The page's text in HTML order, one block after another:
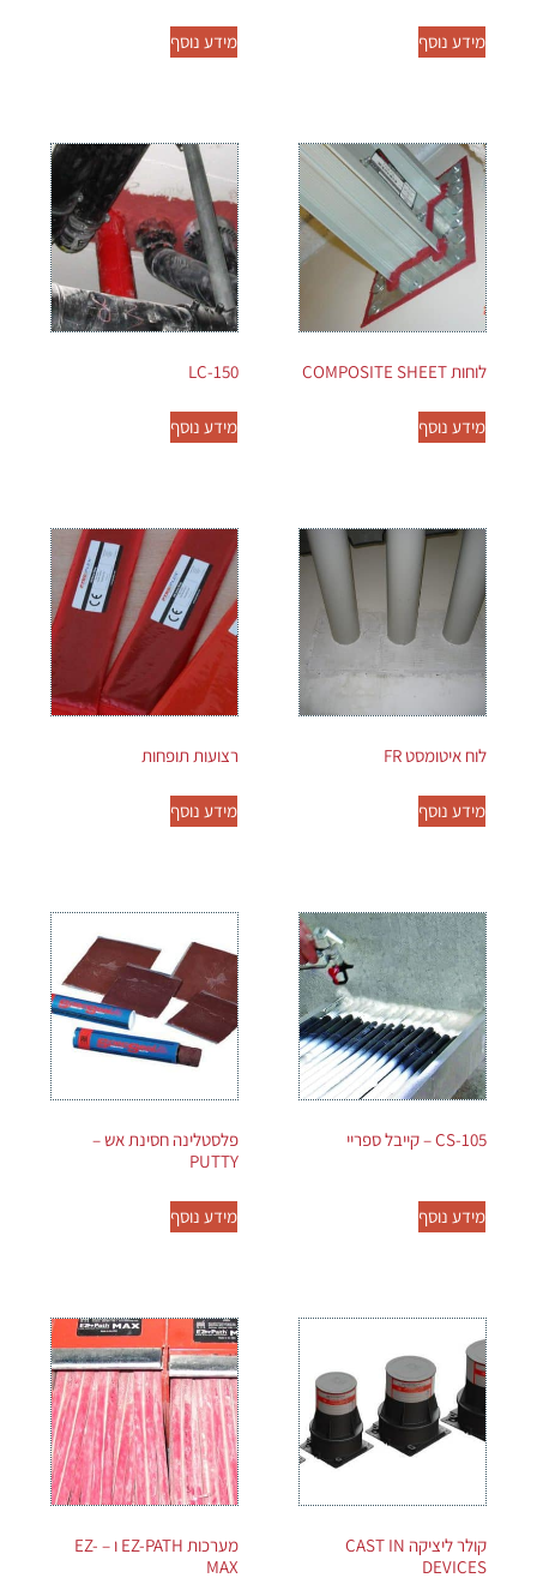
מידע נוסף מידע נוסף
לוחות COMPOSITE SHEET
מידע נוסף
LC-150
מידע נוסף
לוח איטומסט FR
מידע נוסף
רצועות תופחות
מידע נוסף
CS-105 – קייבל ספריי
מידע נוסף
פלסטלינה חסינת אש –
PUTTY
מידע נוסף
קולר ליציקה CAST IN
DEVICES
מערכות EZ-PATH ו – EZ-
MAX